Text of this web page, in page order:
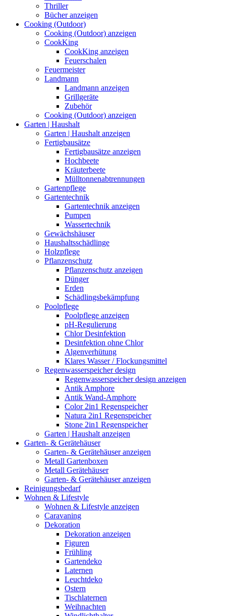
Thriller
Bücher anzeigen
Cooking (Outdoor)
Cooking (Outdoor) anzeigen
CookKing
CookKing anzeigen
Feuerschalen
Feuermeister
Landmann
Landmann anzeigen
Grillgeräte
Zubehör
Cooking (Outdoor) anzeigen
Garten | Haushalt
Garten | Haushalt anzeigen
Fertigbausätze
Fertigbausätze anzeigen
Hochbeete
Kräuterbeete
Mülltonnenabtrennungen
Gartenpflege
Gartentechnik
Gartentechnik anzeigen
Pumpen
Wassertechnik
Gewächshäuser
Haushaltsschädlinge
Holzpflege
Pflanzenschutz
Pflanzenschutz anzeigen
Dünger
Erden
Schädlingsbekämpfung
Poolpflege
Poolpflege anzeigen
pH-Regulierung
Chlor Desinfektion
Desinfektion ohne Chlor
Algenverhütung
Klares Wasser / Flockungsmittel
Regenwasserspeicher design
Regenwasserspeicher design anzeigen
Antik Amphore
Antik Wand-Amphore
Color 2in1 Regenspeicher
Natura 2in1 Regenspeicher
Stone 2in1 Regenspeicher
Garten | Haushalt anzeigen
Garten- & Gerätehäuser
Garten- & Gerätehäuser anzeigen
Metall Gartenboxen
Metall Gerätehäuser
Garten- & Gerätehäuser anzeigen
Reinigungsbedarf
Wohnen & Lifestyle
Wohnen & Lifestyle anzeigen
Caravaning
Dekoration
Dekoration anzeigen
Figuren
Frühling
Gartendeko
Laternen
Leuchtdeko
Ostern
Tischlaternen
Weihnachten